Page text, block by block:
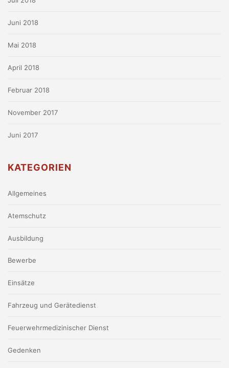
Juni 2018
Mai 2018
April 2018
Februar 2018
November 2017
Juni 2017
KATEGORIEN
Allgemeines
Atemschutz
Ausbildung
Bewerbe
Einsätze
Fahrzeug und Gerätedienst
Feuerwehrmedizinischer Dienst
Gedenken